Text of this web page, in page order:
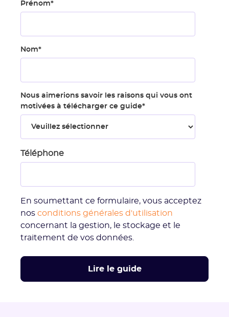
Prénom*
Nom*
Nous aimerions savoir les raisons qui vous ont
motivées à télécharger ce guide*
Téléphone
En soumettant ce formulaire, vous acceptez
nos conditions générales d'utilisation
concernant la gestion, le stockage et le
traitement de vos données.